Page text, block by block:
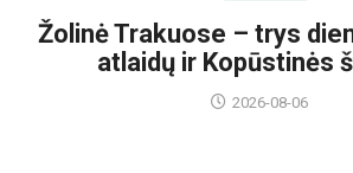
Žolinė Trakuose – trys
atlaidų ir Kopūstinės
2026-08-06